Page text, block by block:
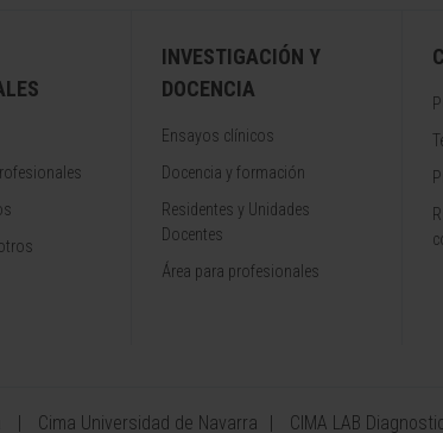
INVESTIGACIÓN Y
DOCENCIA
Ensayos clínicos
Docencia y formación
Residentes y Unidades
Docentes
Área para profesionales
Cima Universidad de Navarra CIMA LAB